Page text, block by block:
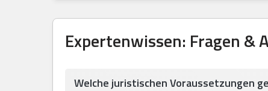
Expertenwissen: Fragen &
Welche juristischen Voraussetzungen